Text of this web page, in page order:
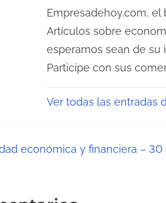
Empresadehoy.com,
Artículos sobre
esperamos sean de su
Participe con sus
Ver todas las entradas
económica y financiera –